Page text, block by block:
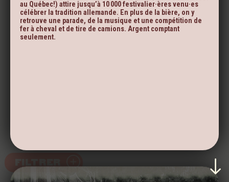
au Québec!) attire jusqu’à 10 000 festivalier·ères venu·es
célébrer la tradition allemande. En plus de la bière, on y
retrouve une parade, de la musique et une compétition de
fer à cheval et de tire de camions. Argent comptant
seulement.